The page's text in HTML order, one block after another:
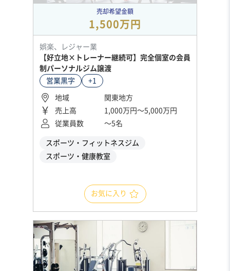
売却希望金額
1,500万円
娯楽、レジャー業
【好立地×トレーナー継続可】完全個室の会員
制パーソナルジム譲渡
営業黒字
+1
地域
関東地方
売上高
1,000万円〜5,000万円
従業員数
〜5名
スポーツ・フィットネスジム
スポーツ・健康教室
お気に入り